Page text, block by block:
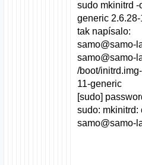
sudo mkinitrd -
generic
tak napísalo:
samo@samo-
samo@samo-
/boot/
11-generic
[sudo]
sudo: mkinitrd:
samo@samo-